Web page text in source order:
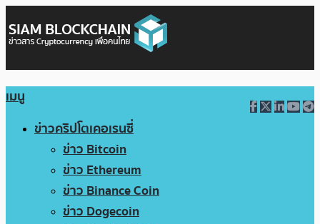
เมนู
ข่าวคริปโตเคอเรนซี่
ข่าว Bitcoin
ข่าว Ethereum
ข่าว Binance Coin
ข่าว Dogecoin